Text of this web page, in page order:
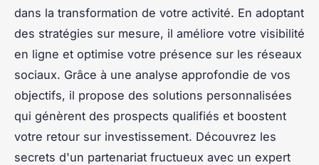
dans la transformation de votre activité. En adoptant
des stratégies sur mesure, il améliore votre visibilité
en ligne et optimise votre présence sur les réseaux
sociaux. Grâce à une analyse approfondie de vos
objectifs, il propose des solutions personnalisées
qui génèrent des prospects qualifiés et boostent
votre retour sur investissement. Découvrez les
secrets d'un partenariat fructueux avec un expert